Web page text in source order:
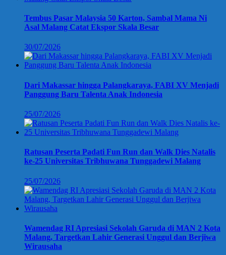
Tembus Pasar Malaysia 50 Karton, Sambal Mama Ni
Asal Malang Catat Ekspor Skala Besar
30/07/2026
Dari Makassar hingga Palangkaraya, FABI XV Menjadi
Panggung Baru Talenta Anak Indonesia
25/07/2026
Ratusan Peserta Padati Fun Run dan Walk Dies Natalis
ke-25 Universitas Tribhuwana Tunggadewi Malang
25/07/2026
Wamendag RI Apresiasi Sekolah Garuda di MAN 2 Kota
Malang, Targetkan Lahir Generasi Unggul dan Berjiwa
Wirausaha